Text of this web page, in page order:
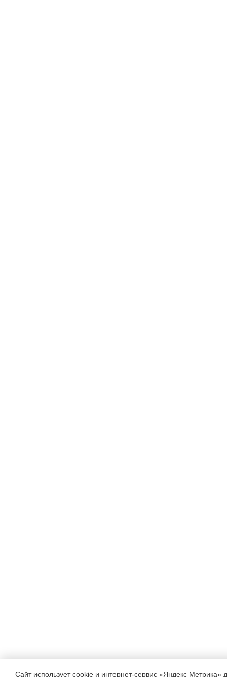
Сайт использует cookie и интернет-сервис «Яндекс Метрика»